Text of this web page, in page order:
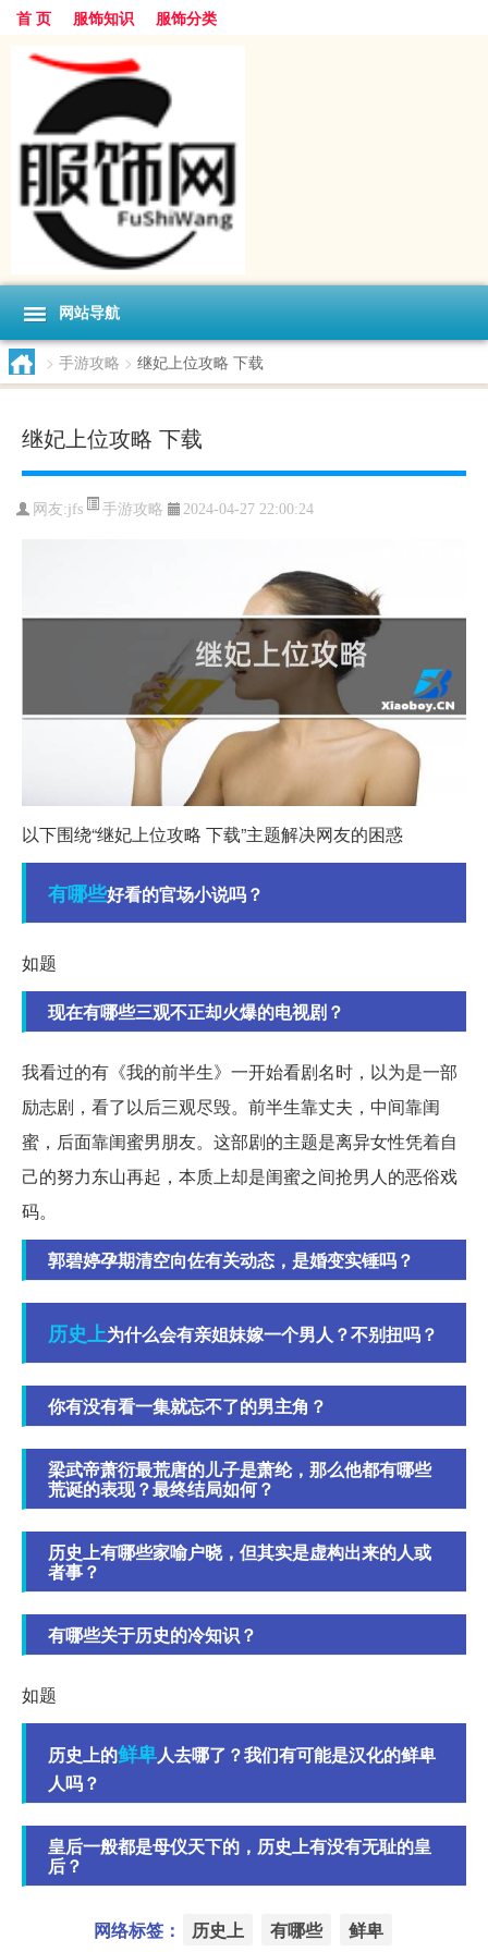
首 页 服饰知识 服饰分类
网站导航
> 手游攻略 > 继妃上位攻略 下载
继妃上位攻略 下载
网友:jfs 手游攻略 2024-04-27 22:00:24
以下围绕“继妃上位攻略 下载”主题解决网友的困惑
有哪些好看的官场小说吗？
如题
现在有哪些三观不正却火爆的电视剧？
我看过的有《我的前半生》一开始看剧名时，以为是一部
励志剧，看了以后三观尽毁。前半生靠丈夫，中间靠闺
蜜，后面靠闺蜜男朋友。这部剧的主题是离异女性凭着自
己的努力东山再起，本质上却是闺蜜之间抢男人的恶俗戏
码。
郭碧婷孕期清空向佐有关动态，是婚变实锤吗？
历史上为什么会有亲姐妹嫁一个男人？不别扭吗？
你有没有看一集就忘不了的男主角？
梁武帝萧衍最荒唐的儿子是萧纶，那么他都有哪些
荒诞的表现？最终结局如何？
历史上有哪些家喻户晓，但其实是虚构出来的人或
者事？
有哪些关于历史的冷知识？
如题
历史上的鲜卑人去哪了？我们有可能是汉化的鲜卑
人吗？
皇后一般都是母仪天下的，历史上有没有无耻的皇
后？
网络标签： 历史上 有哪些 鲜卑